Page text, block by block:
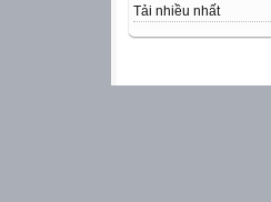
Tải nhiều nhất